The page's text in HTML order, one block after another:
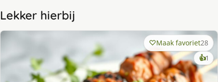
Lekker hierbij
Maak favoriet28
👍1